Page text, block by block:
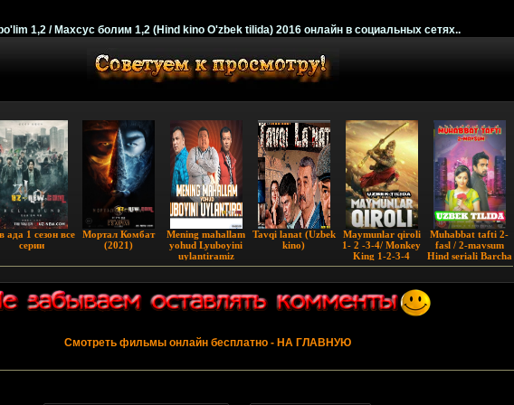
1,2 / Махсус болим 1,2 (Hind kino O'zbek tilida) 2016 онлайн в социальных сетях..
ада 1 сезон все
серии
Мортал Комбат
(2021)
Mening mahallam
yohud Lyuboyini
uylantiramiz
(Uzbek serial 1, 42-
Tavqi lanat (Uzbek
kino)
Maymunlar qiroli
1- 2 -3-4/ Monkey
King 1-2-3-4
(Uzbek tilida)
Muhabbat tafti 2-
fasl / 2-mavsum
Hind seriali Barcha
qismlar Uzbek tilida
Смотреть фильмы онлайн бесплатно- НА ГЛАВНУЮ